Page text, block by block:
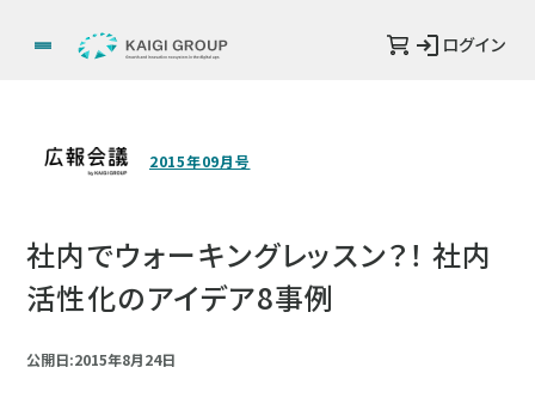
ログイン
2015年09月号
社内でウォーキングレッスン？！ 社内
活性化のアイデア8事例
公開日:2015年8月24日